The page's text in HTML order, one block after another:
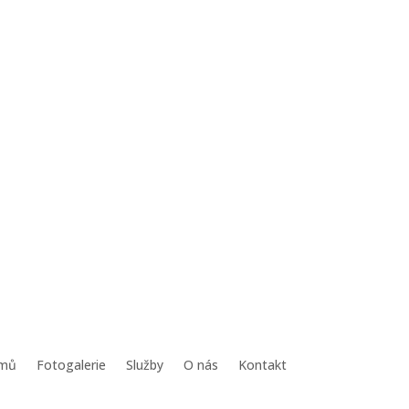
Fotogalerie Služby O nás Kontakt